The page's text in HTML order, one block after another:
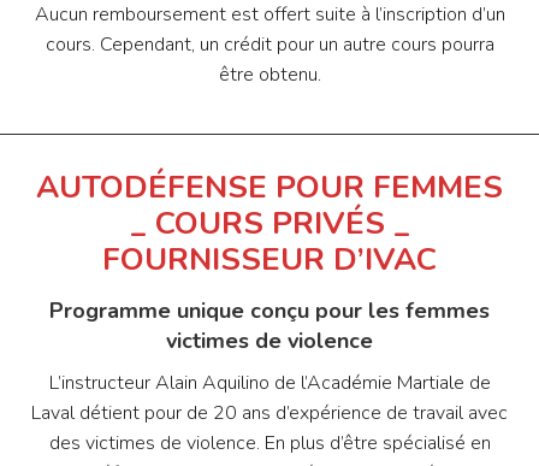
Aucun remboursement est offert suite à l’inscription d’un
cours. Cependant, un crédit pour un autre cours pourra
être obtenu.
AUTODÉFENSE POUR FEMMES
_ COURS PRIVÉS _
FOURNISSEUR D’IVAC
Programme unique conçu pour les femmes
victimes de violence
L’instructeur Alain Aquilino de l’Académie Martiale de
Laval détient pour de 20 ans d’expérience de travail avec
des victimes de violence. En plus d’être spécialisé en